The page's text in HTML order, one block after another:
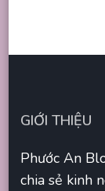
GIỚI THIỆU
Phước An
chia sẻ kinh